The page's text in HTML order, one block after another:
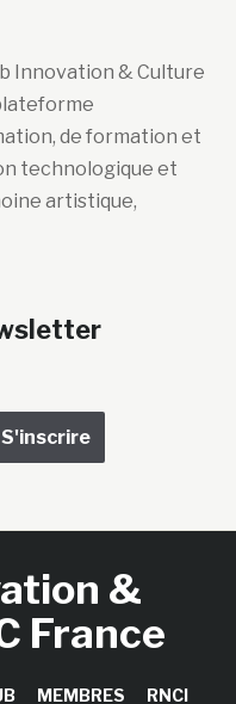
Innovation & Culture
de formation et
technologique et
artistique,
&
France
MEMBRES RNCI